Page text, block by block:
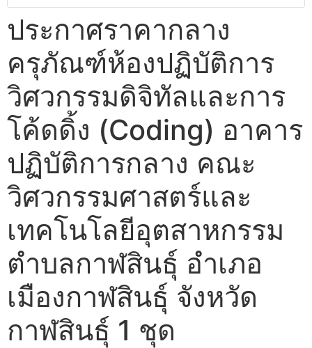
ประกาศราคากลาง
ครุภัณฑ์ห้องปฏิบัติการ
วิศวกรรมดิจิทัลและการ
โค้ดดิ้ง (Coding) อาคาร
ปฏิบัติการกลาง คณะ
วิศวกรรมศาสตร์และ
เทคโนโลยีอุตสาหกรรม
ตำบลกาฬสินธุ์ อำเภอ
เมืองกาฬสินธุ์ จังหวัด
กาฬสินธุ์ 1 ชุด